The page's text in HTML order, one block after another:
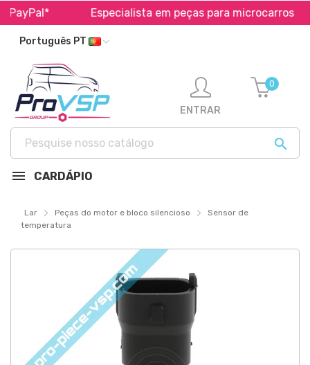
Especialista em peças para microcarros
Português PT

ENTRAR
0
CARDÁPIO
Lar Peças do motor e bloco silencioso
Sensor de
temperatura